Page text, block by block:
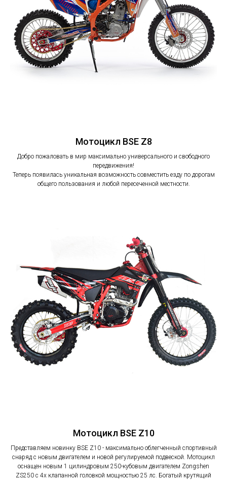
Мотоцикл BSE Z8
Добро пожаловать в мир максимально универсального и свободного
передвижения!
Теперь появилась уникальная возможность совместить езду по дорогам
общего пользования и любой пересеченной местности.
Мотоцикл BSE Z10
Представляем новинку BSE Z10 - максимально облегченный спортивный
снаряд с новым двигателем и новой регулируемой подвеской. Мотоцикл
оснащен новым 1 цилиндровым 250-кубовым двигателем Zongshen
ZS250 с 4х клапанной головкой мощностью 25 лс. Богатый крутящий